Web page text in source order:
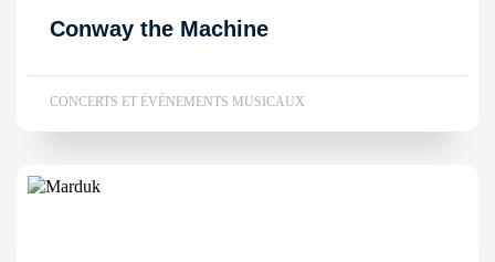
Conway the Machine
CONCERTS ET ÉVÉNEMENTS MUSICAUX